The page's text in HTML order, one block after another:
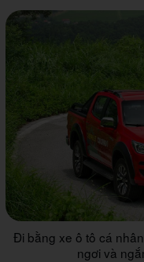
Đi bằng xe ô tô cá
ngơi và